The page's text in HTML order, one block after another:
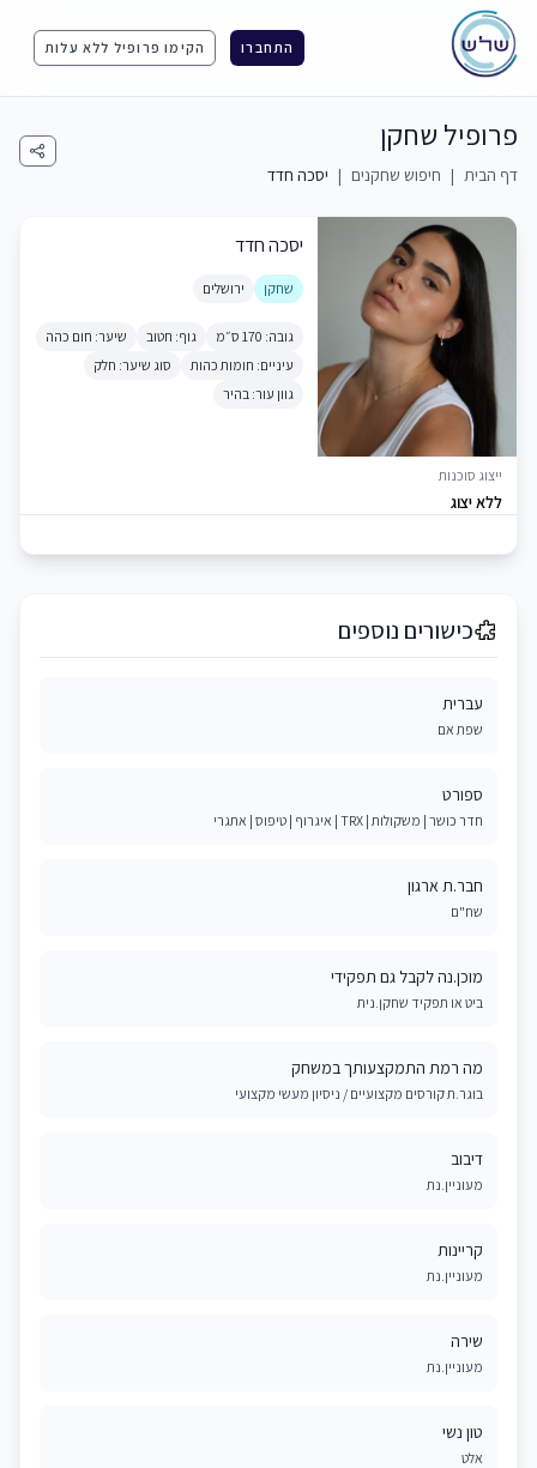
התחברו הקימו פרופיל ללא עלות
פרופיל שחקן
דף הבית | חיפוש שחקנים | יסכה חדד
ייצוג סוכנות
ללא יצוג
יסכה חדד
שחקן ירושלים
גובה: 170 ס״מ גוף: חטוב
שיער: חום כהה
עיניים: חומות כהות
סוג שיער: חלק
גוון עור: בהיר
כישורים נוספים
עברית
שפת אם
ספורט
חדר כושר | משקולות | TRX | איגרוף | טיפוס | אתגרי
חבר.ת ארגון
שח"ם
מוכן.נה לקבל גם תפקידי
ביט או תפקיד שחקן.נית
מה רמת התמקצעותך במשחק
בוגר.ת קורסים מקצועיים / ניסיון מעשי מקצועי
דיבוב
מעוניין.נת
קריינות
מעוניין.נת
שירה
מעוניין.נת
טון נשי
אלט